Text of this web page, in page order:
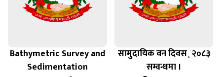
Bathymetric Survey and
Sedimentation
सामुदायिक वन दिवस¸ २०८३
सम्वन्धमा ।